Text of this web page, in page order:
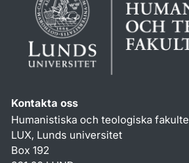
Kontakta oss
Humanistiska och teologiska
LUX, Lunds universitet
Box 192